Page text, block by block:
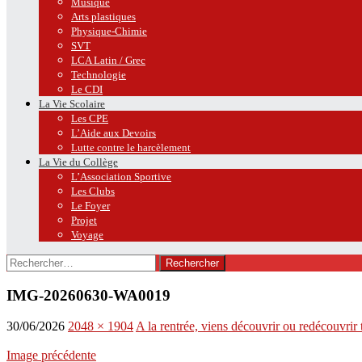
Arts plastiques
Physique-Chimie
SVT
LCA Latin / Grec
Technologie
Le CDI
La Vie Scolaire
Les CPE
L’Aide aux Devoirs
Lutte contre le harcèlement
La Vie du Collège
L’Association Sportive
Les Clubs
Le Foyer
Projet
Voyage
Rechercher :
IMG-20260630-WA0019
30/06/2026 2048 × 1904A la rentrée, viens découvrir ou redécouvrir
Image précédente